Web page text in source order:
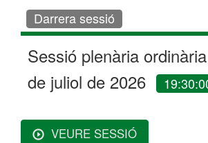
Darrera sessió
Sessió plenària
de juliol de 2026
VEURE SESSIÓ